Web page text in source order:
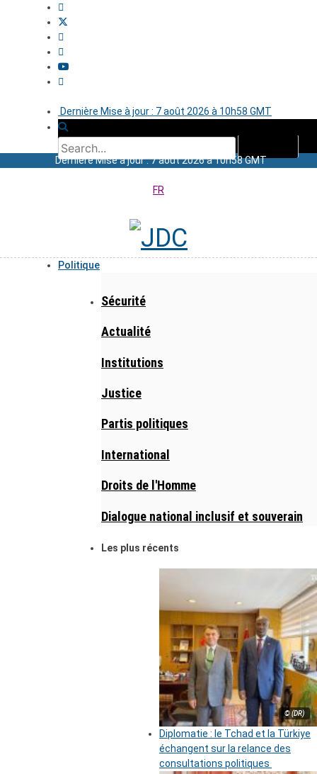
Dernière Mise à jour : 7 août 2026 à 10h58 GMT
Dernière Mise à jour : 7 août 2026 à 10h58 GMT
FR
Politique
Sécurité
Actualité
Institutions
Justice
Partis politiques
International
Droits de l'Homme
Dialogue national inclusif et souverain
Les plus récents
© (DR)
Diplomatie : le Tchad et la Türkiye
échangent sur la relance des
consultations politiques